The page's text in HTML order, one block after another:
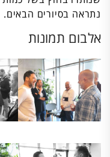
נתראה בסיורים הבאים.
אלבום תמונות